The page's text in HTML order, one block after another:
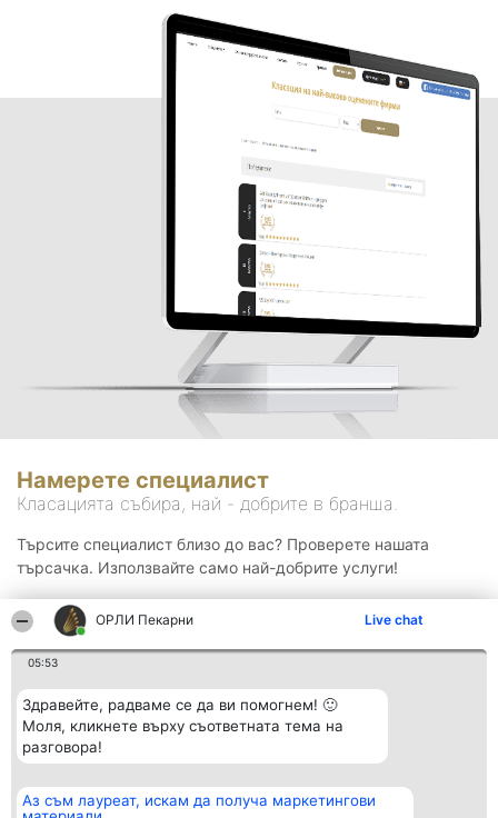
ОРЛИ Пекарни Live chat
05:53
Здравейте, радваме се да ви помогнем! 🙂
Моля, кликнете върху съответната тема на
разговора!
Аз съм лауреат, искам да получа маркетингови
Намерете специалист
Класацията събира, най - добрите в бранша.
Търсите специалист близо до вас? Проверете нашата
търсачка. Използвайте само най-добрите услуги!
Организатор на
Класация Контакти